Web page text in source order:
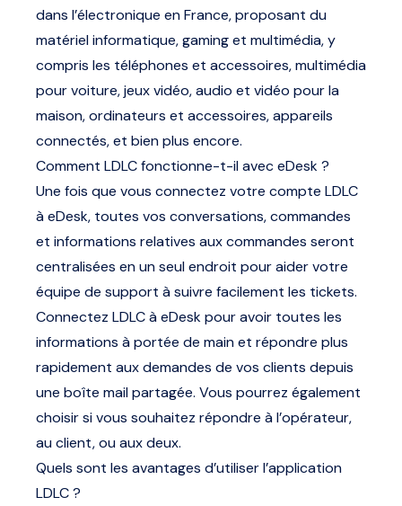
dans l’électronique en France, proposant du
matériel informatique, gaming et multimédia, y
compris les téléphones et accessoires, multimédia
pour voiture, jeux vidéo, audio et vidéo pour la
maison, ordinateurs et accessoires, appareils
connectés, et bien plus encore.
Comment LDLC fonctionne-t-il avec eDesk ?
Une fois que vous connectez votre compte LDLC
à eDesk, toutes vos conversations, commandes
et informations relatives aux commandes seront
centralisées en un seul endroit pour aider votre
équipe de support à suivre facilement les tickets.
Connectez LDLC à eDesk pour avoir toutes les
informations à portée de main et répondre plus
rapidement aux demandes de vos clients depuis
une boîte mail partagée. Vous pourrez également
choisir si vous souhaitez répondre à l’opérateur,
au client, ou aux deux.
Quels sont les avantages d’utiliser l’application
LDLC ?